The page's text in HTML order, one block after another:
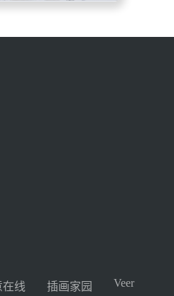
在线 插画家园 Veer